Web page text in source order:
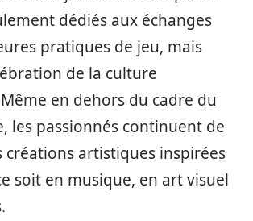
dédiés aux échanges
pratiques de jeu, mais
de la culture
en dehors du cadre du
les passionnés continuent de
créations artistiques inspirées
soit en musique, en art visuel